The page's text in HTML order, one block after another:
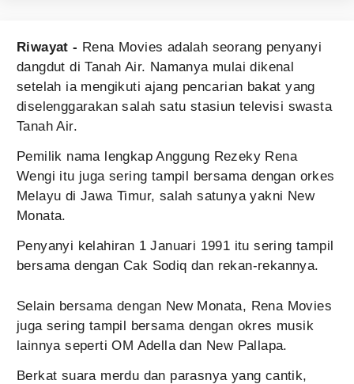
Riwayat - Rena Movies adalah seorang penyanyi
dangdut di Tanah Air. Namanya mulai dikenal
setelah ia mengikuti ajang pencarian bakat yang
diselenggarakan salah satu stasiun televisi swasta
Tanah Air.
Pemilik nama lengkap Anggung Rezeky Rena
Wengi itu juga sering tampil bersama dengan orkes
Melayu di Jawa Timur, salah satunya yakni New
Monata.
Penyanyi kelahiran 1 Januari 1991 itu sering tampil
bersama dengan Cak Sodiq dan rekan-rekannya.
Selain bersama dengan New Monata, Rena Movies
juga sering tampil bersama dengan okres musik
lainnya seperti OM Adella dan New Pallapa.
Berkat suara merdu dan parasnya yang cantik,